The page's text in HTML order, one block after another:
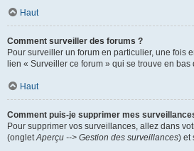
Haut
Comment surveiller des forums ?
Pour surveiller un forum en particulier, une fois
lien « Surveiller ce forum » qui se trouve en bas
Haut
Comment puis-je supprimer mes
Pour supprimer vos surveillances, allez dans
(ongletAperçu --> Gestion des surveillances) et